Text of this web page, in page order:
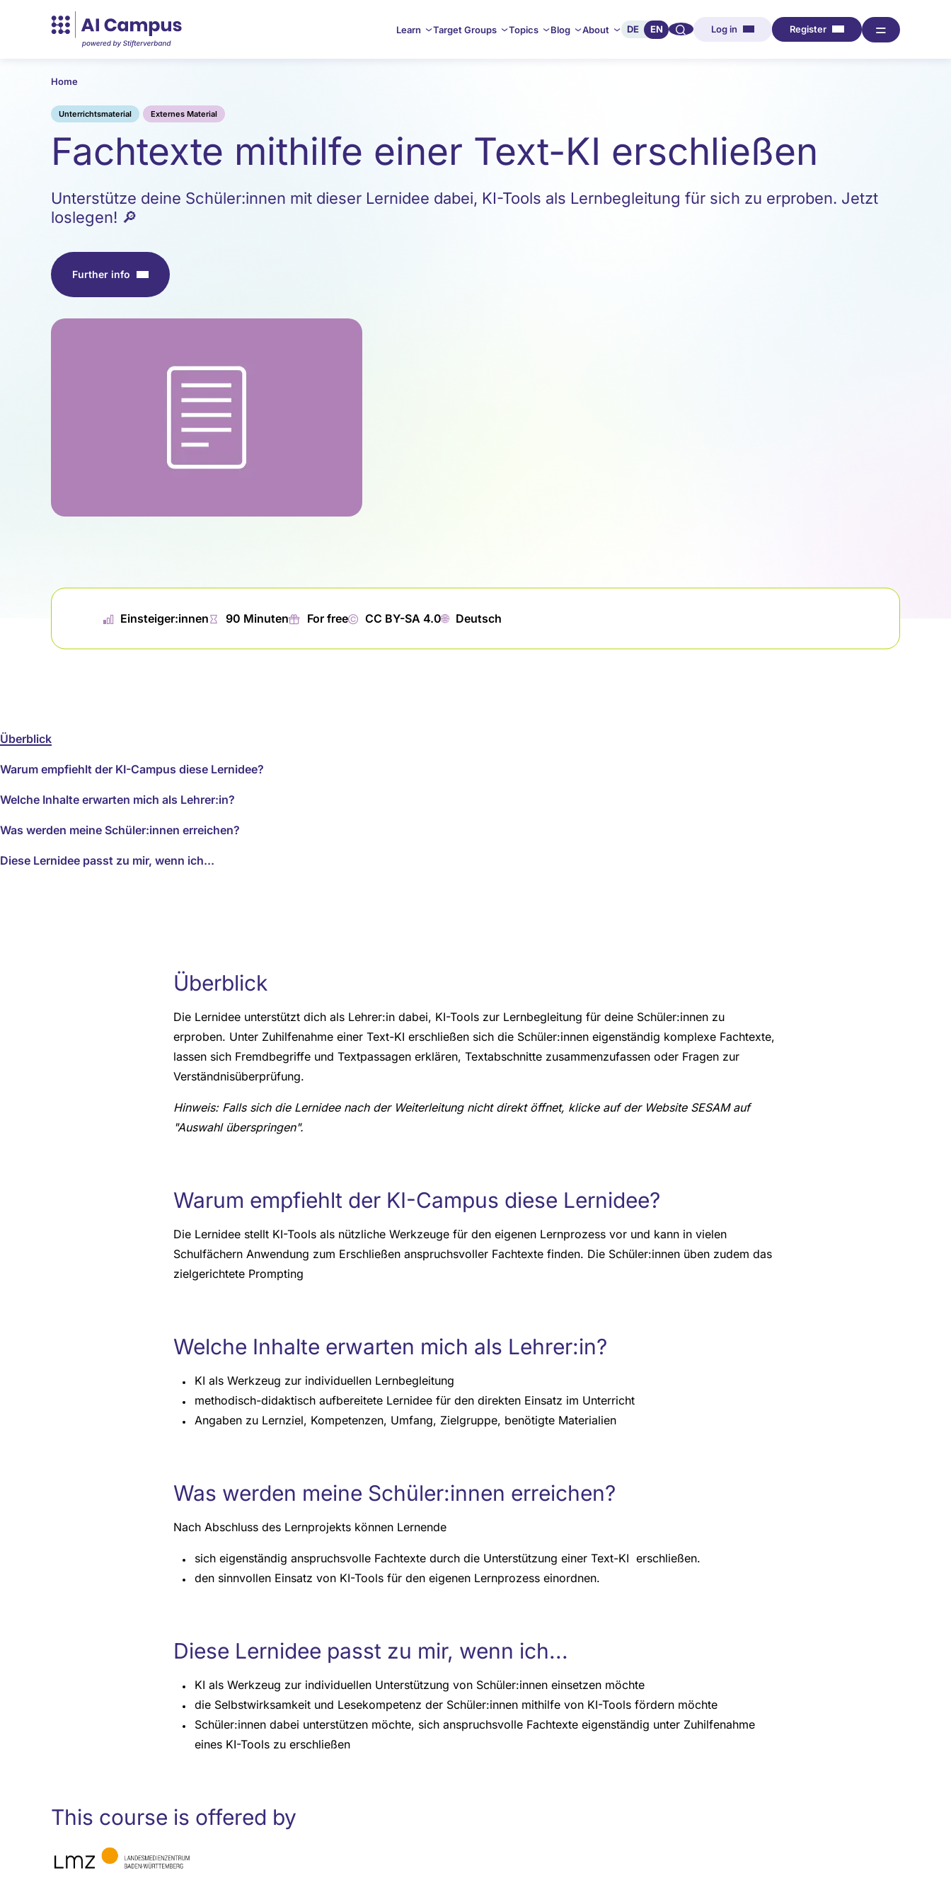
Learn Target Groups Topics Blog About DE EN 🔍︎︎ Log in Register ═
Home
Unterrichtsmaterial Externes Material
Fachtexte mithilfe einer Text-KI erschließen
Unterstütze deine Schüler:innen mit dieser Lernidee dabei, KI-Tools als Lernbegleitung für sich zu erproben. Jetzt
loslegen! 🔎
Further info
📊︎ Einsteiger:innen⏱ 90 Minuten🎁︎ For free© CC BY-SA 4.0🌐︎ Deutsch
Überblick
Warum empfiehlt der KI-Campus diese Lernidee?
Welche Inhalte erwarten mich als Lehrer:in?
Was werden meine Schüler:innen erreichen?
Diese Lernidee passt zu mir, wenn ich...
Überblick
Die Lernidee unterstützt dich als Lehrer:in dabei, KI-Tools zur Lernbegleitung für deine Schüler:innen zu
erproben. Unter Zuhilfenahme einer Text-KI erschließen sich die Schüler:innen eigenständig komplexe Fachtexte,
lassen sich Fremdbegriffe und Textpassagen erklären, Textabschnitte zusammenzufassen oder Fragen zur
Verständnisüberprüfung.
Hinweis: Falls sich die Lernidee nach der Weiterleitung nicht direkt öffnet, klicke auf der Website SESAM auf
"Auswahl überspringen".
Warum empfiehlt der KI-Campus diese Lernidee?
Die Lernidee stellt KI-Tools als nützliche Werkzeuge für den eigenen Lernprozess vor und kann in vielen
Schulfächern Anwendung zum Erschließen anspruchsvoller Fachtexte finden. Die Schüler:innen üben zudem das
zielgerichtete Prompting
Welche Inhalte erwarten mich als Lehrer:in?
KI als Werkzeug zur individuellen Lernbegleitung
methodisch-didaktisch aufbereitete Lernidee für den direkten Einsatz im Unterricht
Angaben zu Lernziel, Kompetenzen, Umfang, Zielgruppe, benötigte Materialien
Was werden meine Schüler:innen erreichen?
Nach Abschluss des Lernprojekts können Lernende
sich eigenständig anspruchsvolle Fachtexte durch die Unterstützung einer Text-KI erschließen.
den sinnvollen Einsatz von KI-Tools für den eigenen Lernprozess einordnen.
Diese Lernidee passt zu mir, wenn ich...
KI als Werkzeug zur individuellen Unterstützung von Schüler:innen einsetzen möchte
die Selbstwirksamkeit und Lesekompetenz der Schüler:innen mithilfe von KI-Tools fördern möchte
Schüler:innen dabei unterstützen möchte, sich anspruchsvolle Fachtexte eigenständig unter Zuhilfenahme
eines KI-Tools zu erschließen
This course is offered by